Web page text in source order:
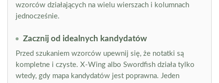
wzorców działających na wielu wierszach i kolumnach
jednocześnie.
Zacznij od idealnych kandydatów
Przed szukaniem wzorców upewnij się, że notatki są
kompletne i czyste. X-Wing albo Swordfish działa tylko
wtedy, gdy mapa kandydatów jest poprawna. Jeden